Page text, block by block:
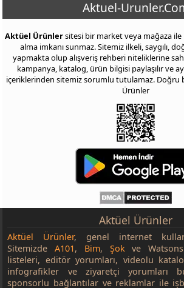
Aktuel-
Aktüel Ürünlersitesi bir market veya mağaza ile
alma imkanı sunmaz. Sitemiz ilkeli, saygılı,
yapmakta olup alışveriş rehberi niteliklerine
kampanya, katalog, ürün bilgisi paylaşılır ve
içeriklerinden sitemiz sorumlu tutulamaz. Doğru
Ürünler
Aktüel Ürünler
Aktüel Ürünler, genel internet
SitemizdeA101, Bim, Şok ve
listeleri, editör yorumları, videolu
infografikler ve ziyaretçi yorumları
sponsorlu bağlantılar ve reklamlar ile